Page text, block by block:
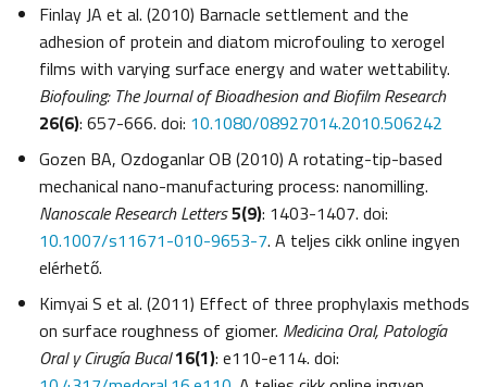
Finlay JA et al. (2010) Barnacle settlement and the
adhesion of protein and diatom microfouling to xerogel
films with varying surface energy and water wettability.
Biofouling: The Journal of Bioadhesion and Biofilm Research
26(6): 657-666. doi: 10.1080/08927014.2010.506242
Gozen BA, Ozdoganlar OB (2010) A rotating-tip-based
mechanical nano-manufacturing process: nanomilling.
Nanoscale Research Letters5(9): 1403-1407. doi:
10.1007/s11671-010-9653-7. A teljes cikk online ingyen
elérhető.
Kimyai S et al. (2011) Effect of three prophylaxis methods
on surface roughness of giomer. Medicina Oral, Patología
Oral y Cirugía Bucal16(1): e110-e114. doi: